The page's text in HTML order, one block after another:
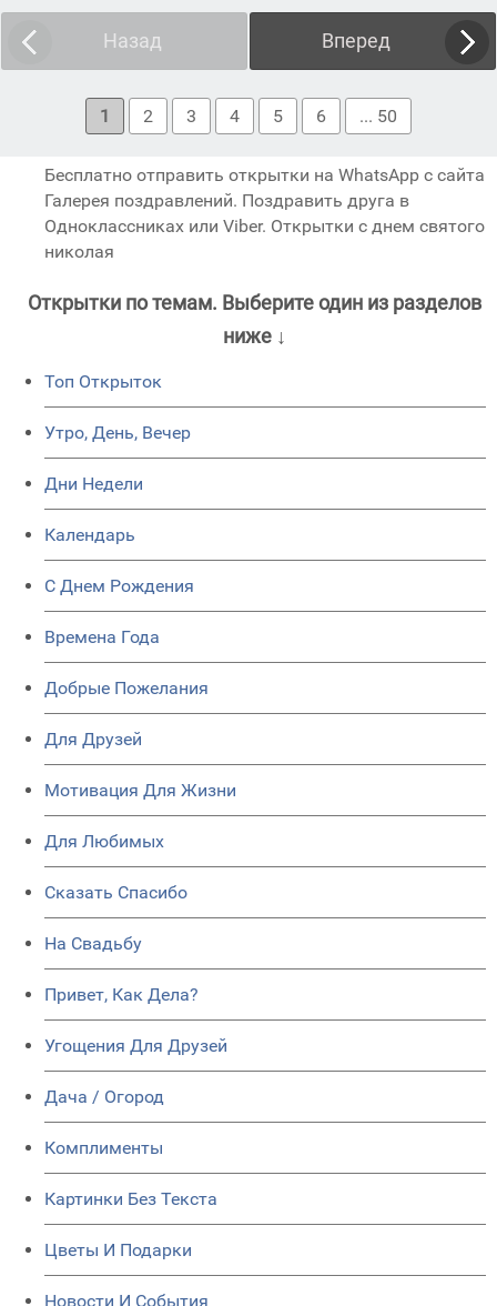
Назад Вперед
1 2 3 4 5 6 ... 50
Бесплатно отправить открытки на WhatsApp с сайта
Галерея поздравлений. Поздравить друга в
Одноклассниках или Viber. Открытки с днем святого
николая
Открытки по темам. Выберите один из разделов
ниже ↓
Топ Открыток
Утро, День, Вечер
Дни Недели
Календарь
C Днем Рождения
Времена Года
Добрые Пожелания
Для Друзей
Мотивация Для Жизни
Для Любимых
Сказать Спасибо
На Свадьбу
Привет, Как Дела?
Угощения Для Друзей
Дача / Огород
Комплименты
Картинки Без Текста
Цветы И Подарки
Новости И События